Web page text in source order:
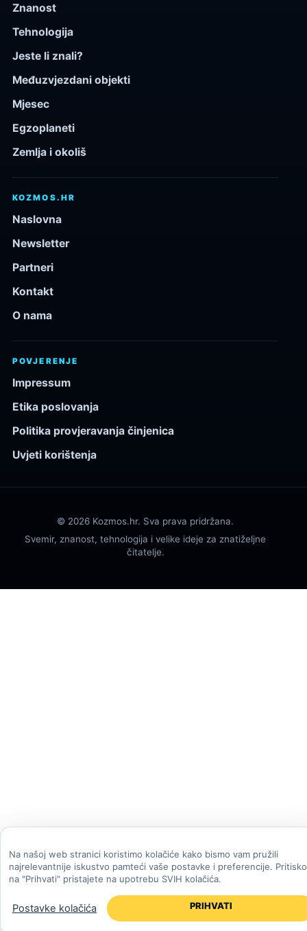
Znanost
Tehnologija
Jeste li znali?
Međuzvjezdani objekti
Mjesec
Egzoplaneti
Zemlja i okoliš
KOZMOS.HR
Naslovna
Newsletter
Partneri
Kontakt
O nama
POVJERENJE
Impressum
Etika poslovanja
Politika provjeravanja činjenica
Uvjeti korištenja
© 2026 Kozmos.hr. Sva prava pridržana.
Svemir, znanost, tehnologija i velike ideje za znatiželjne
čitatelje.
Na našoj web stranici koristimo kolačiće kako bismo vam pružili
najrelevantnije iskustvo pamteći vaše postavke i preferencije.
na "Prihvati" pristajete na upotrebu SVIH kolačića.
Postavke kolačića PRIHVATI